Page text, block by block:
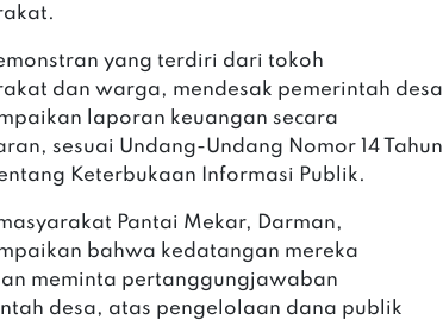
yang terdiri dari tokoh
dan warga, mendesak pemerintah desa
laporan keuangan secara
sesuai Undang-Undang Nomor 14 Tahun
Keterbukaan Informasi Publik.
masyarakat Pantai Mekar, Darman,
bahwa kedatangan mereka
meminta pertanggungjawaban
desa, atas pengelolaan dana publik